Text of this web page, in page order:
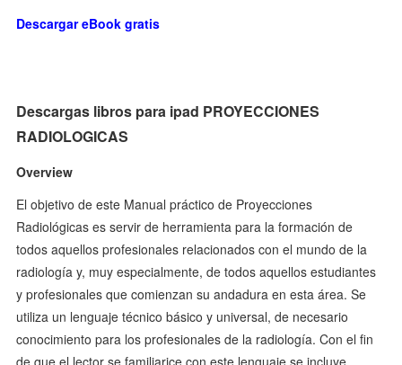
Descargar eBook gratis
Descargas libros para ipad PROYECCIONES
RADIOLOGICAS
Overview
El objetivo de este Manual práctico de Proyecciones
Radiológicas es servir de herramienta para la formación de
todos aquellos profesionales relacionados con el mundo de la
radiología y, muy especialmente, de todos aquellos estudiantes
y profesionales que comienzan su andadura en esta área. Se
utiliza un lenguaje técnico básico y universal, de necesario
conocimiento para los profesionales de la radiología. Con el fin